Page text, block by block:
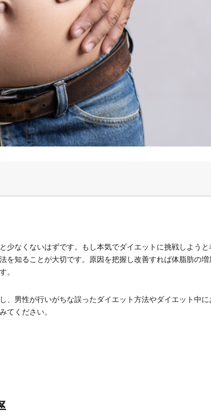
少なくないはずです。もし本気でダイエットに挑戦しようと
を知ることが大切です。原因を把握し改善すれば体脂肪の
。
、男性が行いがちな誤ったダイエット方法やダイエット中
てください。